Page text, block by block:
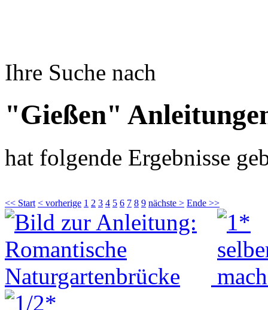
Ihre Suche nach
"Gießen"
hat folgende Ergebnisse
<< Start < vorherige 1 2 3 4 5 6 7 8 9 nächste > Ende >>